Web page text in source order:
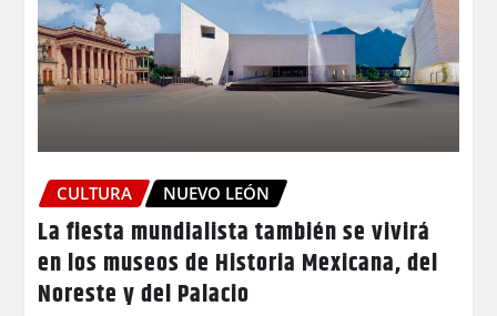
CULTURA NUEVO LEÓN
La fiesta mundialista también se vivirá
en los museos de Historia Mexicana, del
Noreste y del Palacio